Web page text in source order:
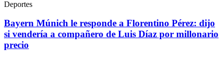
Deportes
Bayern Múnich le responde a Florentino Pérez: dijo
si vendería a compañero de Luis Díaz por millonario
precio